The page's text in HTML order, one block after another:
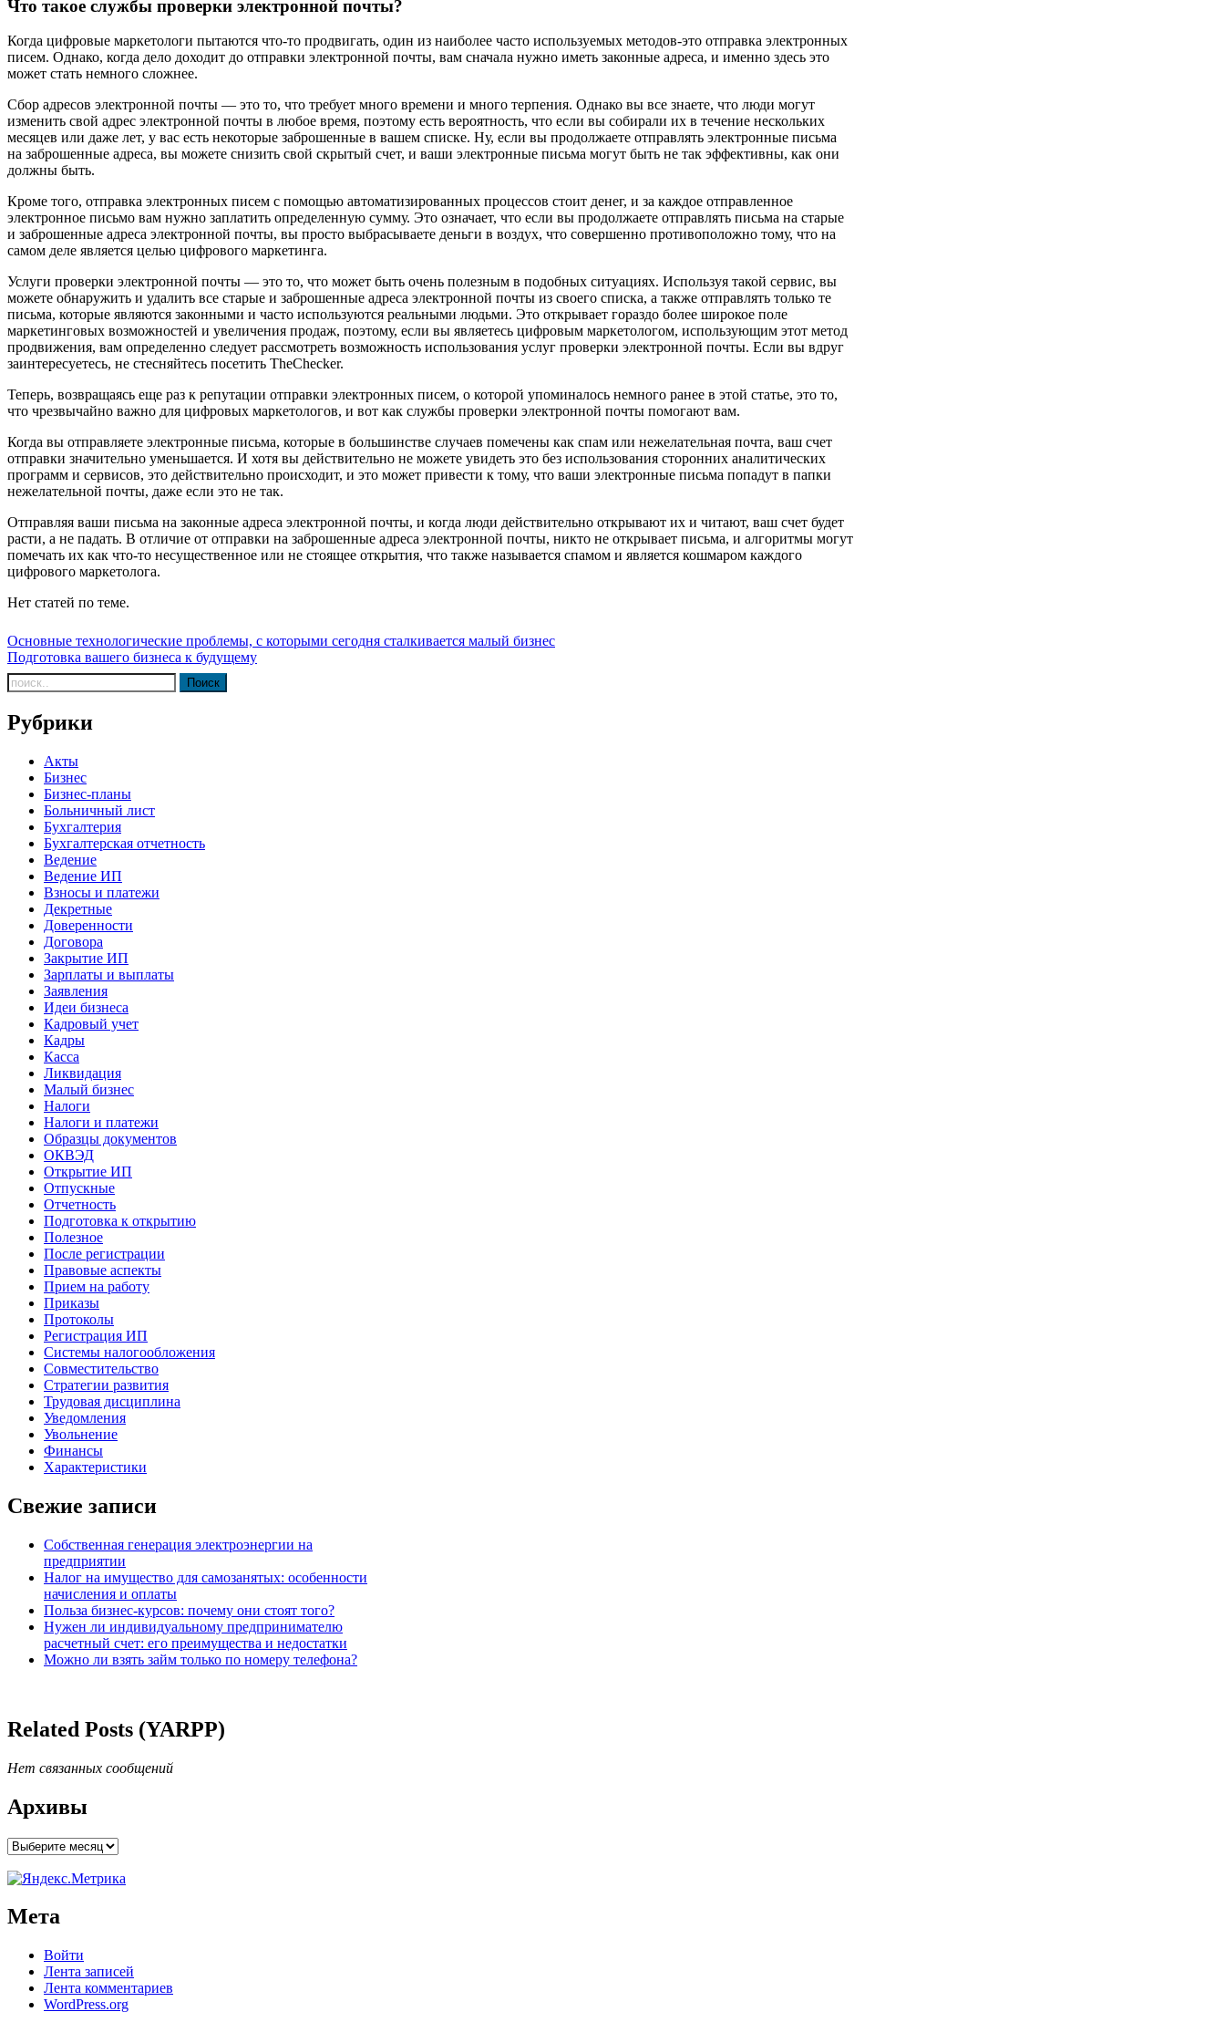
Что такое службы проверки электронной почты?
Когда цифровые маркетологи пытаются что-то продвигать, один из наиболее часто используемых методов-это отправка электронных
писем. Однако, когда дело доходит до отправки электронной почты, вам сначала нужно иметь законные адреса, и именно здесь это
может стать немного сложнее.
Сбор адресов электронной почты — это то, что требует много времени и много терпения. Однако вы все знаете, что люди могут
изменить свой адрес электронной почты в любое время, поэтому есть вероятность, что если вы собирали их в течение нескольких
месяцев или даже лет, у вас есть некоторые заброшенные в вашем списке. Ну, если вы продолжаете отправлять электронные письма
на заброшенные адреса, вы можете снизить свой скрытый счет, и ваши электронные письма могут быть не так эффективны, как они
должны быть.
Кроме того, отправка электронных писем с помощью автоматизированных процессов стоит денег, и за каждое отправленное
электронное письмо вам нужно заплатить определенную сумму. Это означает, что если вы продолжаете отправлять письма на старые
и заброшенные адреса электронной почты, вы просто выбрасываете деньги в воздух, что совершенно противоположно тому, что на
самом деле является целью цифрового маркетинга.
Услуги проверки электронной почты — это то, что может быть очень полезным в подобных ситуациях. Используя такой сервис, вы
можете обнаружить и удалить все старые и заброшенные адреса электронной почты из своего списка, а также отправлять только те
письма, которые являются законными и часто используются реальными людьми. Это открывает гораздо более широкое поле
маркетинговых возможностей и увеличения продаж, поэтому, если вы являетесь цифровым маркетологом, использующим этот метод
продвижения, вам определенно следует рассмотреть возможность использования услуг проверки электронной почты. Если вы вдруг
заинтересуетесь, не стесняйтесь посетить TheChecker.
Теперь, возвращаясь еще раз к репутации отправки электронных писем, о которой упоминалось немного ранее в этой статье, это то,
что чрезвычайно важно для цифровых маркетологов, и вот как службы проверки электронной почты помогают вам.
Когда вы отправляете электронные письма, которые в большинстве случаев помечены как спам или нежелательная почта, ваш счет
отправки значительно уменьшается. И хотя вы действительно не можете увидеть это без использования сторонних аналитических
программ и сервисов, это действительно происходит, и это может привести к тому, что ваши электронные письма попадут в папки
нежелательной почты, даже если это не так.
Отправляя ваши письма на законные адреса электронной почты, и когда люди действительно открывают их и читают, ваш счет будет
расти, а не падать. В отличие от отправки на заброшенные адреса электронной почты, никто не открывает письма, и алгоритмы могут
помечать их как что-то несущественное или не стоящее открытия, что также называется спамом и является кошмаром каждого
цифрового маркетолога.
Нет статей по теме.
Навигация
по
записям
Основные технологические проблемы, с которыми сегодня сталкивается малый бизнес
Подготовка вашего бизнеса к будущему
Рубрики
Акты
Бизнес
Бизнес-планы
Больничный лист
Бухгалтерия
Бухгалтерская отчетность
Ведение
Ведение ИП
Взносы и платежи
Декретные
Доверенности
Договора
Закрытие ИП
Зарплаты и выплаты
Заявления
Идеи бизнеса
Кадровый учет
Кадры
Касса
Ликвидация
Малый бизнес
Налоги
Налоги и платежи
Образцы документов
ОКВЭД
Открытие ИП
Отпускные
Отчетность
Подготовка к открытию
Полезное
После регистрации
Правовые аспекты
Прием на работу
Приказы
Протоколы
Регистрация ИП
Системы налогообложения
Совместительство
Стратегии развития
Трудовая дисциплина
Уведомления
Увольнение
Финансы
Характеристики
Свежие записи
Собственная генерация электроэнергии на
предприятии
Налог на имущество для самозанятых: особенности
начисления и оплаты
Польза бизнес-курсов: почему они стоят того?
Нужен ли индивидуальному предпринимателю
расчетный счет: его преимущества и недостатки
Можно ли взять займ только по номеру телефона?
Related Posts (YARPP)
Нет связанных сообщений
Архивы
Архивы
Мета
Войти
Лента записей
Лента комментариев
WordPress.org